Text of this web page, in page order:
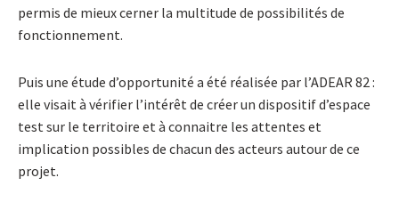
permis de mieux cerner la multitude de possibilités de
fonctionnement.
Puis une étude d’opportunité a été réalisée par l’ADEAR 82 :
elle visait à vérifier l’intérêt de créer un dispositif d’espace
test sur le territoire et à connaitre les attentes et
implication possibles de chacun des acteurs autour de ce
projet.